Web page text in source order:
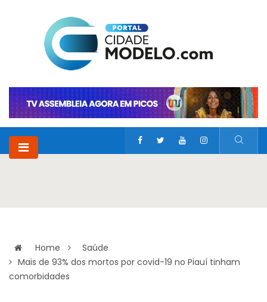
Home
Saúde
Mais de 93% dos mortos por covid-19 no Piauí tinham
comorbidades